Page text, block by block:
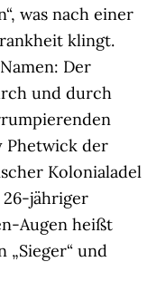
was nach einer
klingt.
Der
und durch
Phetwick der
Kolonialadel
26-jähriger
Augen heißt
„Sieger“ und